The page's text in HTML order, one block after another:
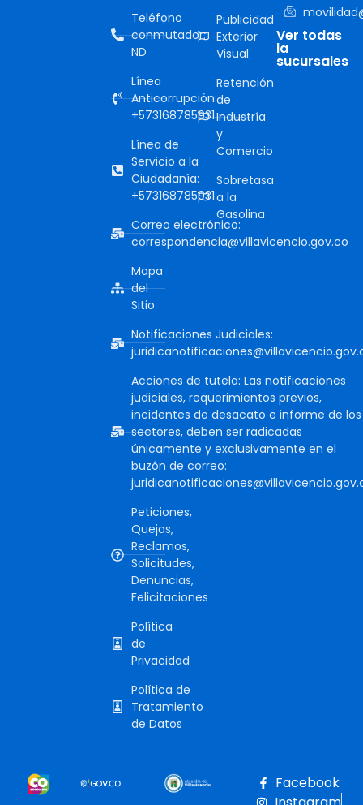
Teléfono
conmutador:
ND
Línea
Anticorrupción:
+573168785931
Línea de
Servicio a la
Ciudadanía:
+573168785931
Correo electrónico:
correspondencia@villavicencio.gov.co
Mapa
del
Sitio
Notificaciones Judiciales:
Acciones de tutela: Las notificaciones
judiciales, requerimientos previos,
incidentes de desacato e informe de los
sectores, deben ser radicadas
únicamente y exclusivamente en el
buzón de correo:
Peticiones,
Quejas,
Reclamos,
Solicitudes,
Denuncias,
Felicitaciones
Política
de
Privacidad
Política de
Tratamiento
de Datos
Publicidad
Exterior
Visual
Retención
de
Industría
y
Comercio
Sobretasa
a la
Gasolina
Ver todas
la
sucursales
Facebook